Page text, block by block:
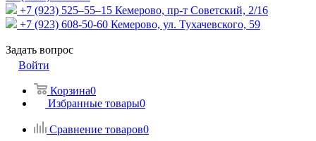
+7 (923) 525–55–15 Кемерово, пр-т Советский, 2/16
+7 (923) 608-50-60 Кемерово, ул. Тухачевского, 59
Задать вопрос
Войти
Корзина0
Избранные товары0
Сравнение товаров0